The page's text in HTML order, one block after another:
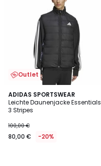
Outlet
ADIDAS SPORTSWEAR
Leichte Daunenjacke Essentials
3 Stripes
100,00 €
80,00 € -20%